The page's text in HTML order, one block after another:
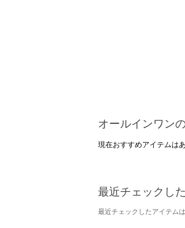
オールインワン
現在おすすめアイテムはあ
最近チェックし
最近チェックしたアイテムは